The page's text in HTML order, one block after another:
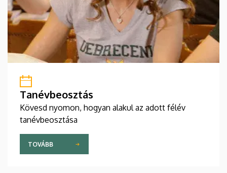
Tanévbeosztás
Kövesd nyomon, hogyan alakul az adott félév
tanévbeosztása
TOVÁBB